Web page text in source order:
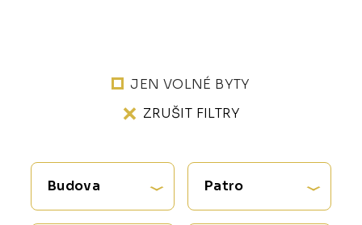
JEN VOLNÉ BYTY
ZRUŠIT FILTRY
Budova Patro